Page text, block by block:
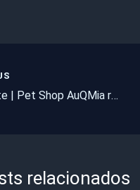
Pentecoste | Pet Shop AuQMia realizará evento neste sábado (08)
relacionados